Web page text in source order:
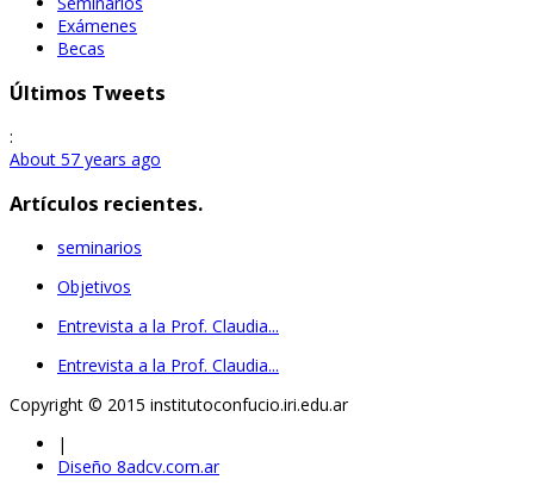
Exámenes
Becas
Últimos Tweets
:
About 57 years ago
Artículos recientes.
seminarios
Objetivos
Entrevista a la Prof. Claudia...
Entrevista a la Prof. Claudia...
Copyright © 2015 institutoconfucio.iri.edu.ar
|
Diseño 8adcv.com.ar